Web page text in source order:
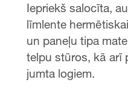
Iepriekš salocīta,
līmlente
un paneļu tipa
telpu stūros, kā arī
jumta logiem.